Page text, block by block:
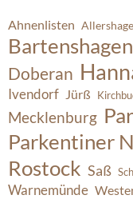
Ahnenlisten
Bartenshagen
Doberan
Ivendorf Jürß
Mecklenburg
Parkentiner
Rostock Saß
Warnemünde